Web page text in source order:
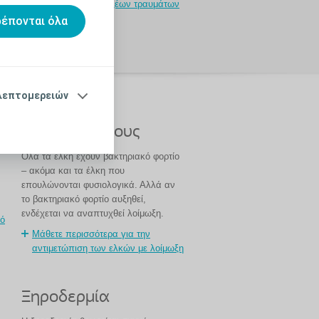
όλα
για τη διαχείριση οξέων τραυμάτων
τους
δέρμα
Λοίμωξη έλκους
Όλα τα έλκη έχουν βακτηριακό φορτίο
– ακόμα και τα έλκη που
επουλώνονται φυσιολογικά. Αλλά αν
το βακτηριακό φορτίο αυξηθεί,
ενδέχεται να αναπτυχθεί λοίμωξη.
Μάθετε περισσότερα για την
αντιμετώπιση των ελκών με λοίμωξη
Ξηροδερμία